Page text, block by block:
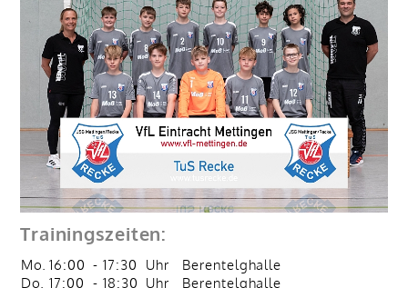
Trainingszeiten:
Mo. 16:00 - 17:30 Uhr
Berentelghalle
Do. 17:00 - 18:30 Uhr Berentelghalle